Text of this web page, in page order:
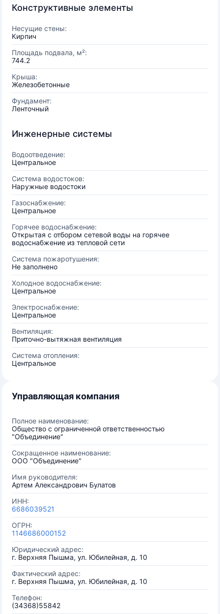
Конструктивные элементы
Несущие стены:
Кирпич
Площадь подвала, м²:
744.2
Крыша:
Железобетонные
Фундамент:
Ленточный
Инженерные системы
Водоотведение:
Центральное
Система водостоков:
Наружные водостоки
Газоснабжение:
Центральное
Горячее водоснабжение:
Открытая с отбором сетевой воды на горячее
водоснабжение из тепловой сети
Система пожаротушения:
Не заполнено
Холодное водоснабжение:
Центральное
Электроснабжение:
Центральное
Вентиляция:
Приточно-вытяжная вентиляция
Система отопления:
Центральное
Управляющая компания
Полное наименование:
Общество с ограниченной ответственностью
"Объединение"
Сокращенное наименование:
ООО "Объединение"
Имя руководителя:
Артем Александрович Булатов
ИНН:
6686039521
ОГРН:
1146686000152
Юридический адрес:
г. Верхняя Пышма, ул. Юбилейная, д. 10
Фактический адрес:
г. Верхняя Пышма, ул. Юбилейная, д. 10
Телефон:
(34368)55842